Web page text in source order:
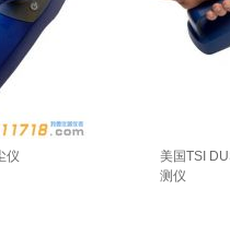
仪
美国TSI
测仪